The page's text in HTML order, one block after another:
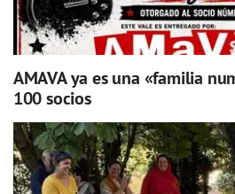
AMAVA ya es una «familia
100 socios